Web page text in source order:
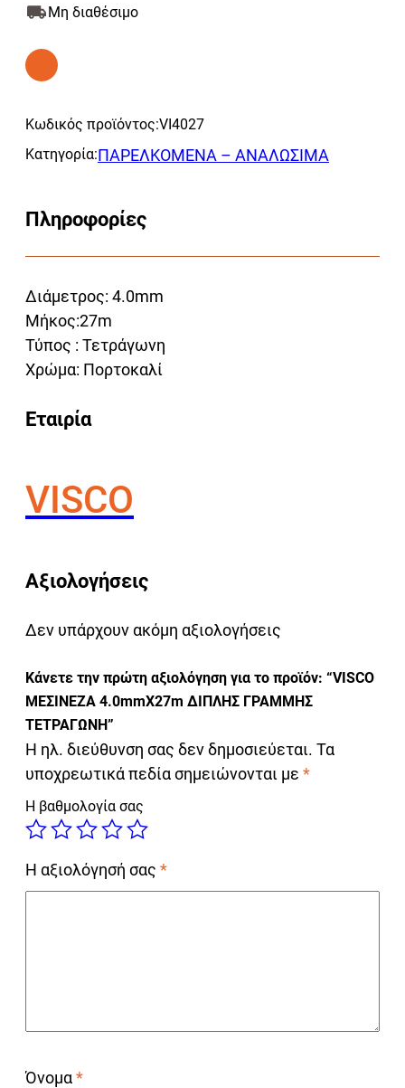
Μη διαθέσιμο
Κωδικός προϊόντος:VI4027
Κατηγορία:ΠΑΡΕΛΚΟΜΕΝΑ – ΑΝΑΛΩΣΙΜΑ
Πληροφορίες
Διάμετρος: 4.0mm
Μήκος:27m
Τύπος : Τετράγωνη
Χρώμα: Πορτοκαλί
Εταιρία
VISCO
Αξιολογήσεις
Δεν υπάρχουν ακόμη αξιολογήσεις
Κάνετε την πρώτη αξιολόγηση για το προϊόν: “VISCO
ΜΕΣΙΝΕΖΑ 4.0mmΧ27m ΔΙΠΛHΣ ΓΡΑΜΜΗΣ
ΤΕΤΡΑΓΩΝH”
Η ηλ. διεύθυνση σας δεν δημοσιεύεται. Τα
υποχρεωτικά πεδία σημειώνονται με *
Η βαθμολογία σας
Η αξιολόγησή σας *
Όνομα*